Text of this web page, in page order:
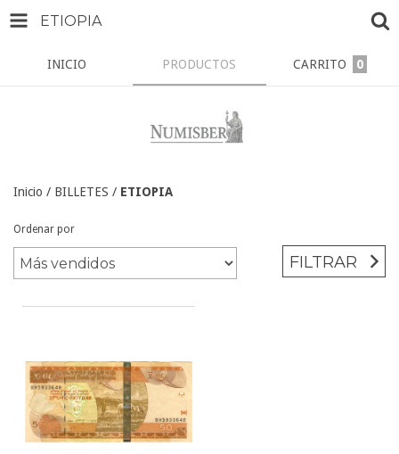
ETIOPIA
INICIO PRODUCTOS CARRITO 0
Inicio / BILLETES / ETIOPIA
Ordenar por
FILTRAR